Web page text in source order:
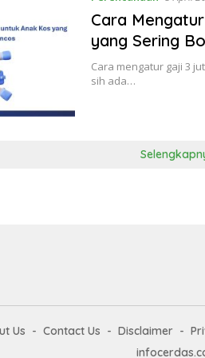
Cara
yang Sering
Cara mengatur gaji 3
sih ada…
Us Contact Us Disclaimer